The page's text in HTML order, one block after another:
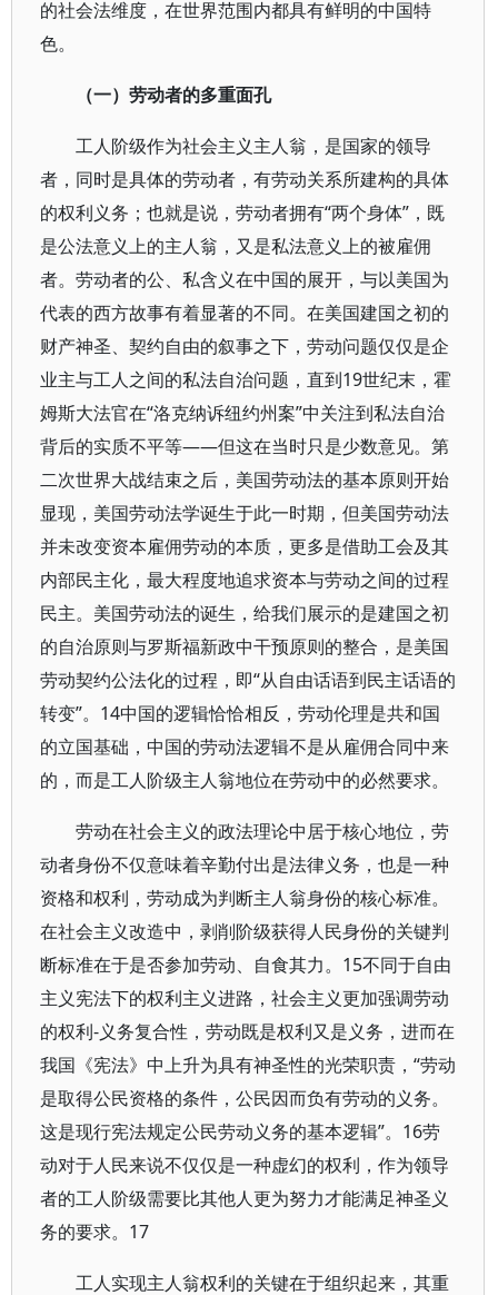
的社会法维度，在世界范围内都具有鲜明的中国特
色。
（一）劳动者的多重面孔
工人阶级作为社会主义主人翁，是国家的领导
者，同时是具体的劳动者，有劳动关系所建构的具体
的权利义务；也就是说，劳动者拥有“两个身体”，既
是公法意义上的主人翁，又是私法意义上的被雇佣
者。劳动者的公、私含义在中国的展开，与以美国为
代表的西方故事有着显著的不同。在美国建国之初的
财产神圣、契约自由的叙事之下，劳动问题仅仅是企
业主与工人之间的私法自治问题，直到19世纪末，霍
姆斯大法官在“洛克纳诉纽约州案”中关注到私法自治
背后的实质不平等——但这在当时只是少数意见。第
二次世界大战结束之后，美国劳动法的基本原则开始
显现，美国劳动法学诞生于此一时期，但美国劳动法
并未改变资本雇佣劳动的本质，更多是借助工会及其
内部民主化，最大程度地追求资本与劳动之间的过程
民主。美国劳动法的诞生，给我们展示的是建国之初
的自治原则与罗斯福新政中干预原则的整合，是美国
劳动契约公法化的过程，即“从自由话语到民主话语的
转变”。14中国的逻辑恰恰相反，劳动伦理是共和国
的立国基础，中国的劳动法逻辑不是从雇佣合同中来
的，而是工人阶级主人翁地位在劳动中的必然要求。
劳动在社会主义的政法理论中居于核心地位，劳
动者身份不仅意味着辛勤付出是法律义务，也是一种
资格和权利，劳动成为判断主人翁身份的核心标准。
在社会主义改造中，剥削阶级获得人民身份的关键判
断标准在于是否参加劳动、自食其力。15不同于自由
主义宪法下的权利主义进路，社会主义更加强调劳动
的权利-义务复合性，劳动既是权利又是义务，进而在
我国《宪法》中上升为具有神圣性的光荣职责，“劳动
是取得公民资格的条件，公民因而负有劳动的义务。
这是现行宪法规定公民劳动义务的基本逻辑”。16劳
动对于人民来说不仅仅是一种虚幻的权利，作为领导
者的工人阶级需要比其他人更为努力才能满足神圣义
务的要求。17
工人实现主人翁权利的关键在于组织起来，其重